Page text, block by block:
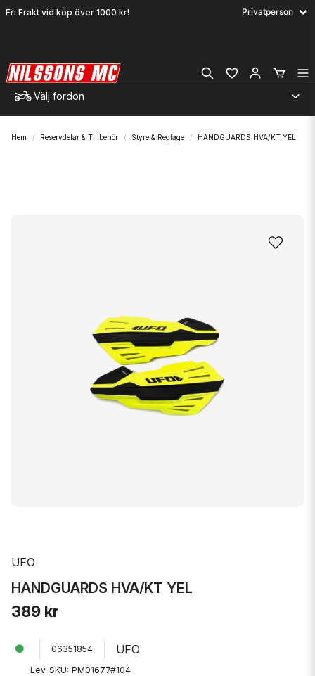
Fri Frakt vid köp över 1000 kr!
Välj fordon
Hem Reservdelar & Tillbehör Styre & Reglage HANDGUARDS HVA/KT YEL
UFO
HANDGUARDS HVA/KT YEL
389 kr
06351854 UFO
Lev. SKU: PM01677#104